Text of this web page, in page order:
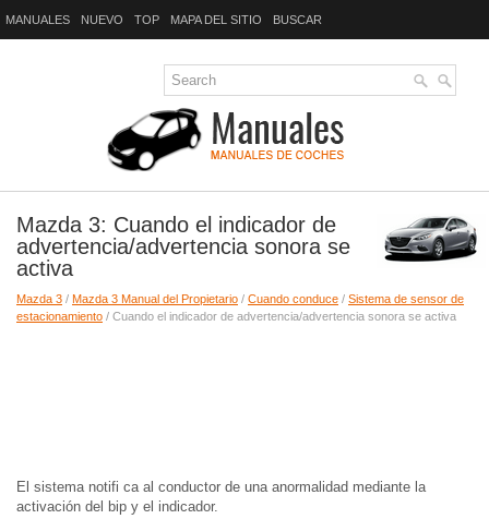
MANUALES NUEVO TOP MAPA DEL SITIO BUSCAR
Mazda 3: Cuando el indicador de
advertencia/advertencia sonora se
activa
Mazda 3 / Mazda 3 Manual del Propietario / Cuando conduce / Sistema de sensor de
estacionamiento / Cuando el indicador de advertencia/advertencia sonora se activa
El sistema notifi ca al conductor de una anormalidad mediante la
activación del bip y el indicador.